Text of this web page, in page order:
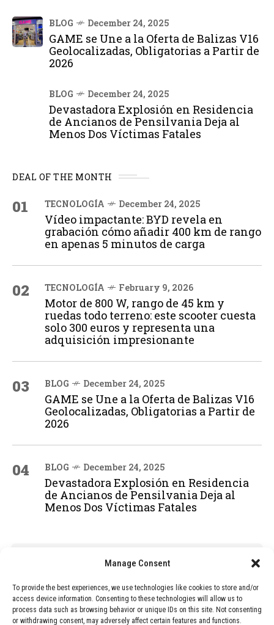
Manage Consent
To provide the best experiences, we use technologies like cookies to store and/or
access device information. Consenting to these technologies will allow us to
process data such as browsing behavior or unique IDs on this site. Not consenting
or withdrawing consent, may adversely affect certain features and functions.
BLOG December 24, 2025
GAME se Une a la Oferta de Balizas V16
Geolocalizadas, Obligatorias a Partir de
2026
BLOG December 24, 2025
Devastadora Explosión en Residencia
de Ancianos de Pensilvania Deja al
Menos Dos Víctimas Fatales
DEAL OF THE MONTH
01 TECNOLOGÍA December 24, 2025
Vídeo impactante: BYD revela en
grabación cómo añadir 400 km de rango
en apenas 5 minutos de carga
02 TECNOLOGÍA February 9, 2026
Motor de 800 W, rango de 45 km y
ruedas todo terreno: este scooter cuesta
solo 300 euros y representa una
adquisición impresionante
03 BLOG December 24, 2025
GAME se Une a la Oferta de Balizas V16
Geolocalizadas, Obligatorias a Partir de
2026
04 BLOG December 24, 2025
Devastadora Explosión en Residencia
de Ancianos de Pensilvania Deja al
Menos Dos Víctimas Fatales